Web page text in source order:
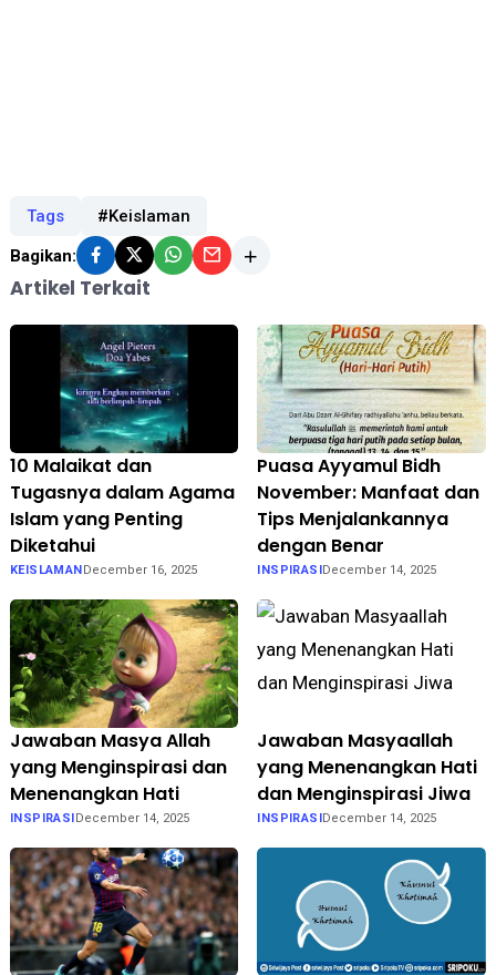
Tags #Keislaman
Bagikan:
Artikel Terkait
10 Malaikat dan
Tugasnya dalam Agama
Islam yang Penting
Diketahui
KEISLAMANDecember 16, 2025
Puasa Ayyamul Bidh
November: Manfaat dan
Tips Menjalankannya
dengan Benar
INSPIRASIDecember 14, 2025
Jawaban Masya Allah
yang Menginspirasi dan
Menenangkan Hati
INSPIRASIDecember 14, 2025
Jawaban Masyaallah
yang Menenangkan Hati
dan Menginspirasi Jiwa
INSPIRASIDecember 14, 2025